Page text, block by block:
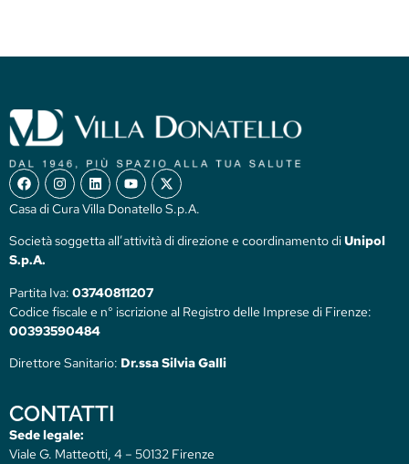
Casa di Cura Villa Donatello S.p.A.
Società soggetta all’attività di direzione e coordinamento diUnipol
S.p.A.
Partita Iva: 03740811207
Codice fiscale e n° iscrizione al Registro delle Imprese di Firenze:
00393590484
Direttore Sanitario: Dr.ssa Silvia Galli
CONTATTI
Sede legale:
Viale G. Matteotti, 4 – 50132 Firenze